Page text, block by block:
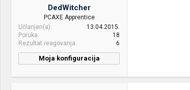
DedWitcher
PCAXE Apprentice
Učlanjen(a)
13.04.2015.
Poruka
18
Rezultat reagovanja
6
Moja konfiguracija
Name: